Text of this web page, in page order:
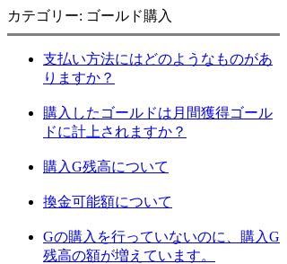
カテゴリー: ゴールド購入
支払い方法にはどのようなものがあ
りますか？
購入したゴールドは月間獲得ゴール
ドに計上されますか？
購入G残高について
換金可能額について
Gの購入を行っていないのに、購入G
残高の額が増えています。